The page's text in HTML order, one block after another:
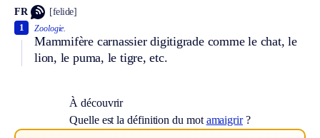
FR [felide]
Zoologie.
Mammifère carnassier digitigrade comme le chat, le
lion, le puma, le tigre, etc.
1
À découvrir
Quelle est la définition du mot amaigrir?